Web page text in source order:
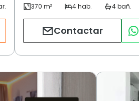
Contactar